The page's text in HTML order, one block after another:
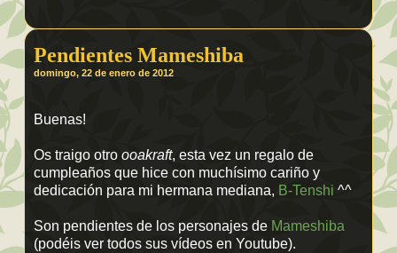
Pendientes Mameshiba
domingo, 22 de enero de 2012
Buenas!
Os traigo otro ooakraft, esta vez un regalo de
cumpleaños que hice con muchísimo cariño y
dedicación para mi hermana mediana, B-Tenshi ^^
Son pendientes de los personajes de Mameshiba
(podéis ver todos sus vídeos en Youtube).